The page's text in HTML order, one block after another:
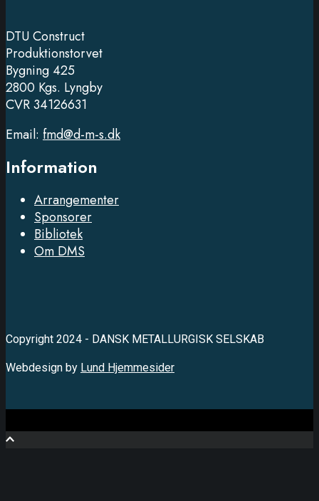
DTU Construct
Produktionstorvet
Bygning 425
2800 Kgs. Lyngby
CVR 34126631
Email: fmd@d-m-s.dk
Information
Arrangementer
Sponsorer
Bibliotek
Om DMS
Copyright 2024 - DANSK METALLURGISK SELSKAB
Webdesign by Lund Hjemmesider